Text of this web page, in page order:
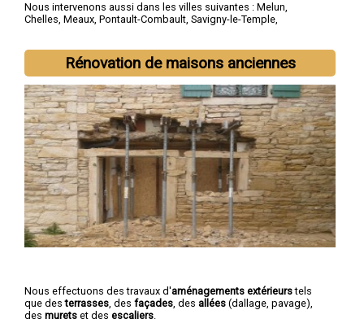
Nous intervenons aussi dans les villes suivantes : Melun,
Chelles, Meaux, Pontault-Combault, Savigny-le-Temple,
Rénovation de maisons anciennes
Nous effectuons des travaux d'aménagements extérieurstels
que desterrasses , des façades , des allées (dallage, pavage),
des murets et des escaliers